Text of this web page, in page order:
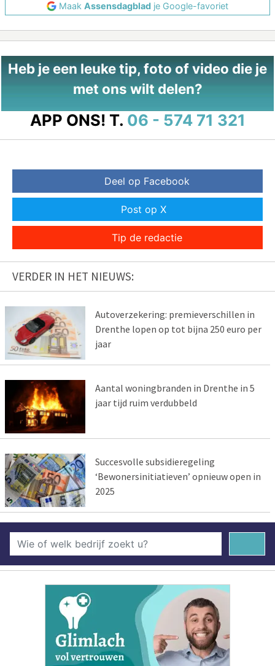
Maak Assensdagblad je Google-favoriet
Heb je een leuke tip, foto of video die je
met ons wilt delen?
APP ONS! T. 06 - 574 71 321
Deel op Facebook
Post op X
Tip de redactie
VERDER IN HET NIEUWS:
Autoverzekering: premieverschillen in
Drenthe lopen op tot bijna 250 euro per
jaar
Aantal woningbranden in Drenthe in 5
jaar tijd ruim verdubbeld
Succesvolle subsidieregeling
‘Bewonersinitiatieven’ opnieuw open in
2025